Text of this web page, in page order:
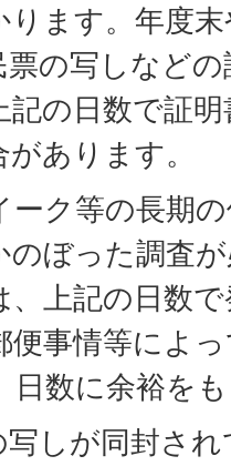
ます。年度
の写しなど
の日数で証
あります。
ーク等の長期
のぼった調査
、上記の日数
便事情等によ
日数に余裕を
写しが同封さ